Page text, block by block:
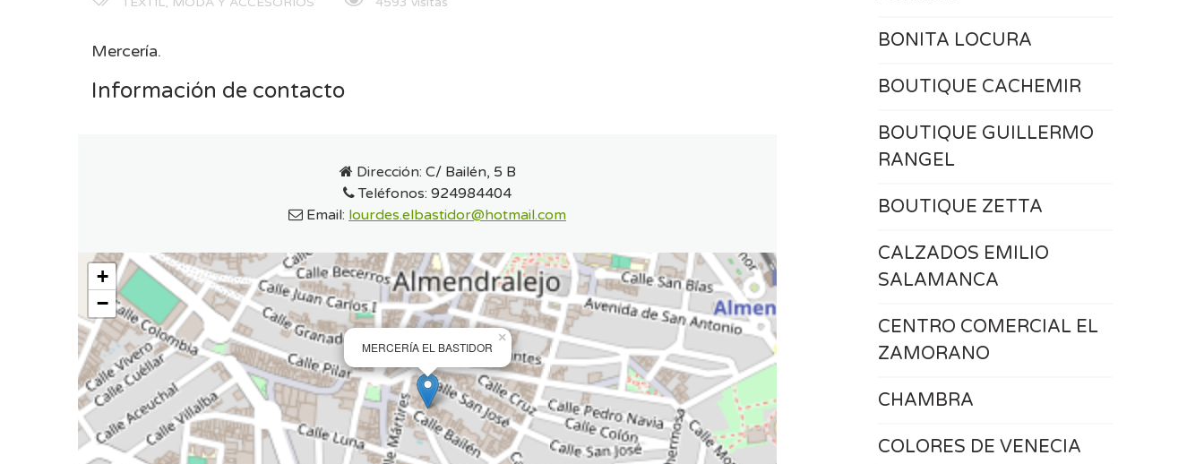
Mercería.
Información de contacto
Dirección: C/ Bailén, 5 B
Teléfonos: 924984404
Email: lourdes.elbastidor@hotmail.com
MERCERÍA EL BASTIDOR
×
+
−
BONITA LOCURA
BOUTIQUE CACHEMIR
BOUTIQUE GUILLERMO
RANGEL
BOUTIQUE ZETTA
CALZADOS EMILIO
SALAMANCA
CENTRO COMERCIAL EL
ZAMORANO
CHAMBRA
COLORES DE VENECIA